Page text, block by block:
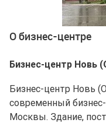
О бизнес-центре
Бизнес-центр Новь
Бизнес-центр Новь
современный
Москвы. Здание,